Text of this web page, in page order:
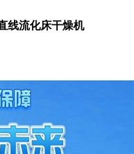
线流化床干燥机